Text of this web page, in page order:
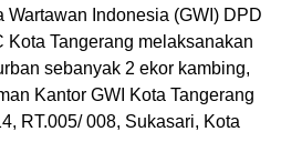
Wartawan Indonesia (GWI) DPD
Kota Tangerang melaksanakan
sebanyak 2 ekor kambing,
Kantor GWI Kota Tangerang
RT.005/ 008, Sukasari, Kota